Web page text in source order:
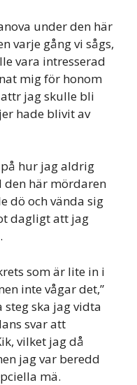
under den här
varje gång vi sågs,
vara intresserad
mig för honom
jag skulle bli
hade blivit av
på hur jag aldrig
den här mördaren
dö och vända sig
dagligt att jag
som är lite in i
inte vågar det,”
steg ska jag vidta
svar att
vilket jag då
jag var beredd
mä.